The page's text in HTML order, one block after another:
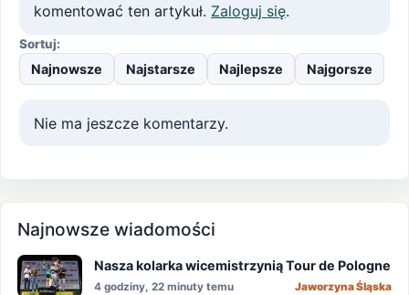
komentować ten artykuł. Zaloguj się.
Sortuj:
Najnowsze Najstarsze Najlepsze Najgorsze
Nie ma jeszcze komentarzy.
Najnowsze wiadomości
Nasza kolarka wicemistrzynią Tour de Pologne
4 godziny, 22 minuty temu Jaworzyna Śląska